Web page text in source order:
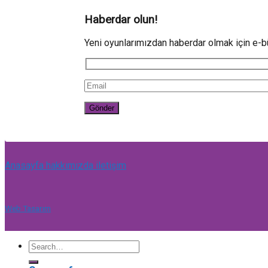
Haberdar olun!
Yeni oyunlarımızdan haberdar olmak için e-
Anasayfa hakkımızda iletişim
Web Tasarım